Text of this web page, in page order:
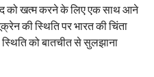
को खत्म करने के लिए एक साथ आने
की स्थिति पर भारत की चिंता
को बातचीत से सुलझाना